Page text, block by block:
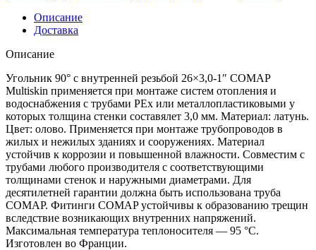
Описание
Доставка
Описание
Угольник 90° с внутренней резьбой 26×3,0-1″ COMAP
Multiskin применяется при монтаже систем отопления и
водоснабжения с трубами PEx или металлопластиковыми у
которых толщина стенки составялет 3,0 мм. Материал: латунь.
Цвет: олово. Применяется при монтаже трубопроводов в
жилых и нежилых зданиях и сооружениях. Материал
устойчив к коррозии и повышенной влажности. Совместим с
трубами любого производителя с соответствующими
толщинами стенок и наружными диаметрами. Для
десятилетней гарантии должна быть использована труба
COMAP. Фитинги COMAP устойчивы к образованию трещин
вследствие возникающих внутренних напряжений.
Максимальная температура теплоносителя — 95 °C.
Изготовлен во Франции.